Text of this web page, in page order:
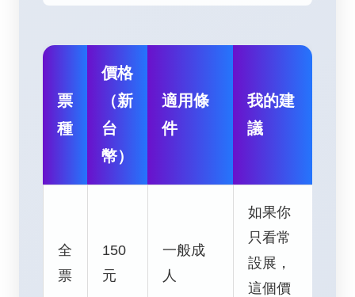
票
種
價格
（新
台
幣）
適用條
件
我的建
議
全
票
150
元
一般成
人
如果你
只看常
設展，
這個價